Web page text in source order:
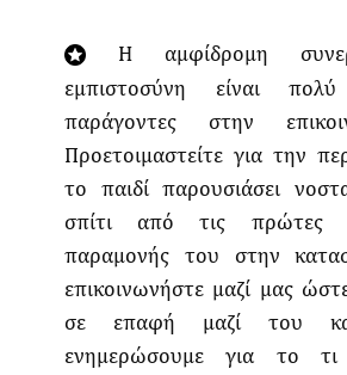
Η αμφίδρομη
εμπιστοσύνη είναι πολύ
παράγοντες στην
Προετοιμαστείτε για την
το παιδί παρουσιάσει
σπίτι από τις πρώτες
παραμονής του στην
επικοινωνήστε μαζί μας
σε επαφή μαζί του
ενημερώσουμε για το τι